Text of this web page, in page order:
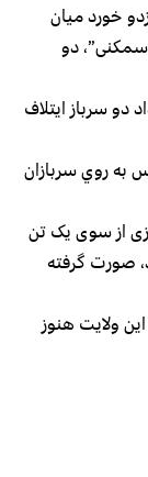
خورد میان
دو
سرباز ایتلاف
به روي سربازان
از سوی یک تن
صورت گرفته
ولايت هنوز